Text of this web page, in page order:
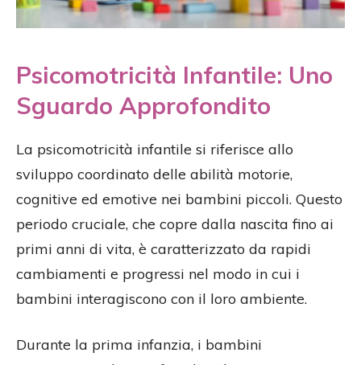
Psicomotricità Infantile: Uno
Sguardo Approfondito
La psicomotricità infantile si riferisce allo
sviluppo coordinato delle abilità motorie,
cognitive ed emotive nei bambini piccoli. Questo
periodo cruciale, che copre dalla nascita fino ai
primi anni di vita, è caratterizzato da rapidi
cambiamenti e progressi nel modo in cui i
bambini interagiscono con il loro ambiente.
Durante la prima infanzia, i bambini